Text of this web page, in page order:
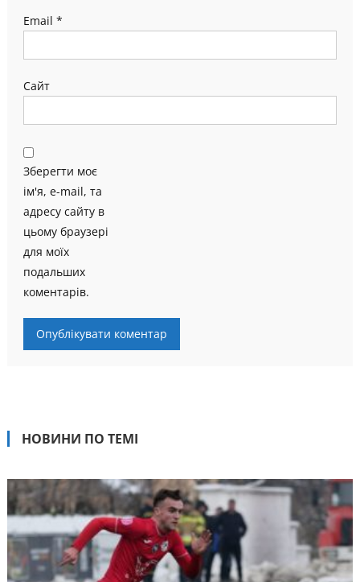
Email *
Сайт
Зберегти моє
ім'я, e-mail, та
адресу сайту в
цьому браузері
для моїх
подальших
коментарів.
НОВИНИ ПО ТЕМІ